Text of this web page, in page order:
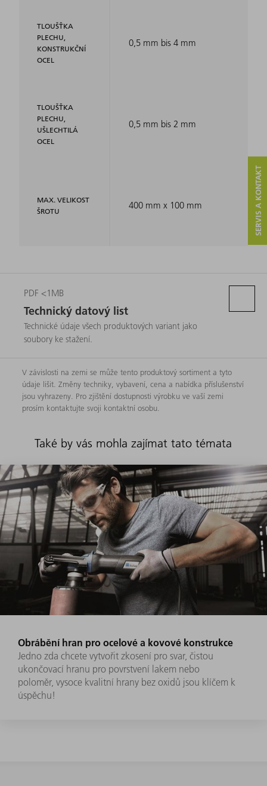
TLOUŠŤKA
PLECHU,
KONSTRUKČNÍ
OCEL
TLOUŠŤKA
PLECHU,
UŠLECHTILÁ
OCEL
MAX. VELIKOST
ŠROTU
0,5 mm bis 4 mm
0,5 mm bis 2 mm
400 mm x 100 mm
PDF <1MB
Technický datový list
Technické údaje všech produktových variant jako
soubory ke stažení.
V závislosti na zemi se může tento produktový sortiment a tyto
údaje lišit. Změny techniky, vybavení, cena a nabídka příslušenství
jsou vyhrazeny. Pro zjištění dostupnosti výrobku ve vaší zemi
prosím kontaktujte svoji kontaktní osobu.
Také by vás mohla zajímat tato témata
Obrábění hran pro ocelové a kovové konstrukce
Jedno zda chcete vytvořit zkosení pro svar, čistou
ukončovací hranu pro povrstvení lakem nebo
poloměr, vysoce kvalitní hrany bez oxidů jsou klíčem k
úspěchu!
SERVIS A KONTAKT